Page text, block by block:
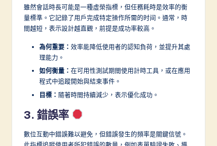
雖然會話時長可能是一種虛榮指標，但任務耗時是效率的衡
量標準。它記錄了用戶完成特定操作所需的时间。通常，時
間越短，表示設計越直觀，前提是成功率較高。
為何重要： 效率能降低使用者的認知負荷，並提升其處
理能力。
如何衡量： 在可用性測試期間使用計時工具，或在應用
程式中追蹤開始與結束事件。
目標： 隨著時間持續減少，表示優化成功。
3. 錯誤率
數位互動中錯誤難以避免，但錯誤發生的頻率是關鍵信號。
此指標追蹤使用者所犯錯誤的數量，例如表單驗證失敗、導